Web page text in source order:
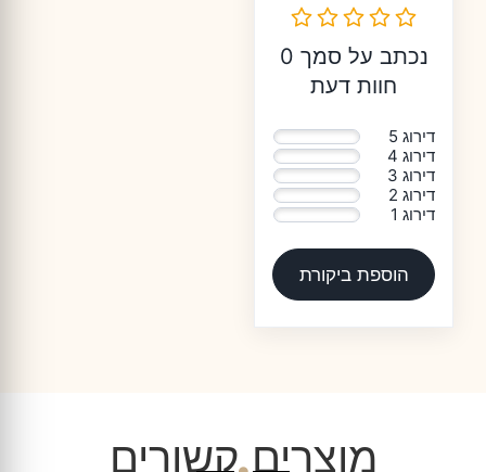
נכתב על סמך 0
חוות דעת
דירוג 5
דירוג 4
דירוג 3
דירוג 2
דירוג 1
הוספת ביקורת
מוצרים קשורים